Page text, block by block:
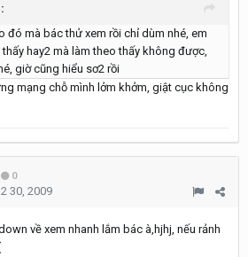
đó mà bác thử xem rồi chỉ dùm nhé, em
hay2 mà làm theo thấy không được,
giờ cũng hiểu sơ2 rồi
mạng chỗ mình lởm khởm, giật cục không
0
30, 2009
về xem nhanh lắm bác à,hjhj, nếu rảnh